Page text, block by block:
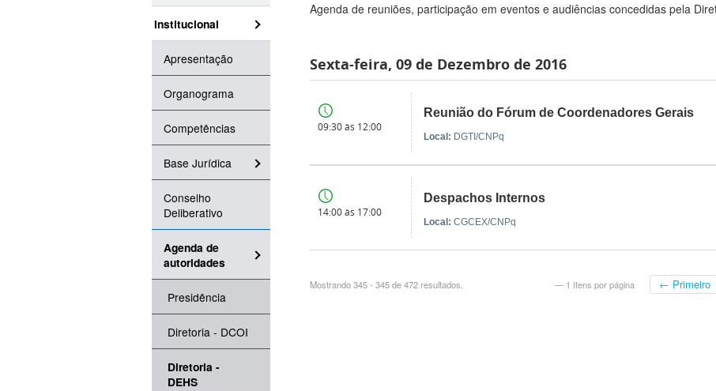
Institucional
Apresentação
Organograma
Competências
Base Jurídica
Conselho
Deliberativo
Agenda de
autoridades
Presidência
Diretoria - DCOI
Diretoria -
DEHS
Agenda de reuniões, participação em eventos e audiências concedidas pela
Sexta-feira, 09 de Dezembro de 2016
09:30 às 12:00
Reunião do Fórum de Coordenadores Gerais
Local: DGTI/CNPq
14:00 às 17:00
Despachos Internos
Local:CGCEX/CNPq
— 1 Itens por página
Mostrando 345 - 345 de 472 resultados. ← Primeiro